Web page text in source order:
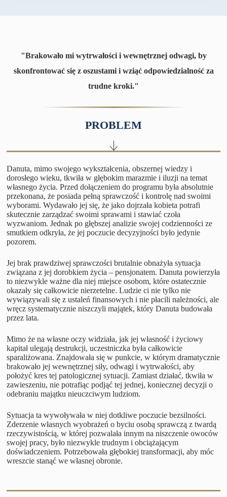
"Brakowało mi wytrwałości i wewnętrznej odwagi, by
skonfrontować się z oszustami i wziąć odpowiedzialność za
trudne kroki."
PROBLEM
Danuta, mimo swojego wykształcenia, obszernej wiedzy i
dorosłego wieku, tkwiła w głębokim marazmie i iluzji na temat
własnego życia. Przed dołączeniem do programu była absolutnie
przekonana, że posiada pełną sprawczość i kontrolę nad swoimi
wyborami. Wydawało jej się, że jako dojrzała kobieta potrafi
skutecznie zarządzać swoimi sprawami i stawiać czoła
wyzwaniom. Jednak po głębszej analizie swojej codzienności ze
smutkiem odkryła, że jej poczucie decyzyjności było jedynie
pozorem.
Jej brak prawdziwej sprawczości brutalnie obnażyła sytuacja
związana z jej dorobkiem życia – pensjonatem. Danuta powierzyła
to niezwykle ważne dla niej miejsce osobom, które ostatecznie
okazały się całkowicie nierzetelne. Ludzie ci nie tylko nie
wywiązywali się z ustaleń finansowych i nie płacili należności, ale
wręcz systematycznie niszczyli majątek, który Danuta budowała
przez lata.
Mimo że na własne oczy widziała, jak jej własność i życiowy
kapitał ulegają destrukcji, uczestniczka była całkowicie
sparaliżowana. Znajdowała się w punkcie, w którym dramatycznie
brakowało jej wewnętrznej siły, odwagi i wytrwałości, aby
położyć kres tej patologicznej sytuacji. Zamiast działać, tkwiła w
zawieszeniu, nie potrafiąc podjąć tej jednej, koniecznej decyzji o
odebraniu majątku nieuczciwym ludziom.
Sytuacja ta wywoływała w niej dotkliwe poczucie bezsilności.
Zderzenie własnych wyobrażeń o byciu osobą sprawczą z twardą
rzeczywistością, w której pozwalała innym na niszczenie owoców
swojej pracy, było niezwykle trudnym i obciążającym
doświadczeniem. Potrzebowała głębokiej transformacji, aby móc
wreszcie stanąć we własnej obronie.